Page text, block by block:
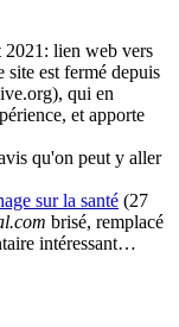
2021: lien web vers
site est fermé depuis
qui en
et apporte
qu'on peut y aller
sur la santé (27
brisé, remplacé
intéressant…